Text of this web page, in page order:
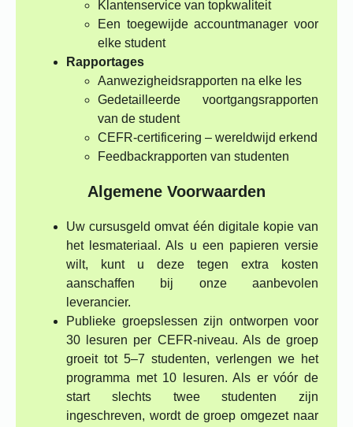
Klantenservice van topkwaliteit
Een toegewijde accountmanager voor
elke student
Rapportages
Aanwezigheidsrapporten na elke les
Gedetailleerde voortgangsrapporten
van de student
CEFR-certificering – wereldwijd erkend
Feedbackrapporten van studenten
Algemene Voorwaarden
Uw cursusgeld omvat één digitale kopie van
het lesmateriaal. Als u een papieren versie
wilt, kunt u deze tegen extra kosten
aanschaffen bij onze aanbevolen
leverancier.
Publieke groepslessen zijn ontworpen voor
30 lesuren per CEFR-niveau. Als de groep
groeit tot 5–7 studenten, verlengen we het
programma met 10 lesuren. Als er vóór de
start slechts twee studenten zijn
ingeschreven, wordt de groep omgezet naar